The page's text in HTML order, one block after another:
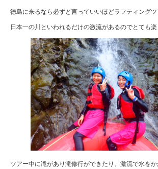
徳島に来るなら必ずと言っていいほどラフティングツ
日本一の川といわれるだけの激流があるのでとても楽
ツアー中に滝があり滝修行ができたり、激流で水を